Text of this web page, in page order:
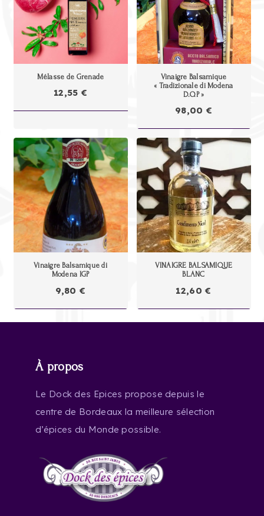
Mélasse de Grenade
12,55 €
Vinaigre Balsamique
« Tradizionale di Modena
D.O.P »
98,00 €
Vinaigre Balsamique di
Modena IGP
9,80€
VINAIGRE BALSAMIQUE
BLANC
12,60€
À propos
Le Dock des Epices propose depuis le
centre de Bordeaux la meilleure sélection
d’épices du Monde possible.